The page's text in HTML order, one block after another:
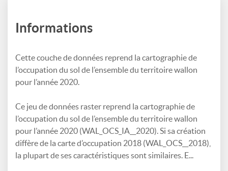
Informations
Cette couche de données reprend la cartographie de
l’occupation du sol de l’ensemble du territoire wallon
pour l’année 2020.
Ce jeu de données raster reprend la cartographie de
l’occupation du sol de l’ensemble du territoire wallon
pour l’année 2020 (WAL_OCS_IA__2020). Si sa création
diffère de la carte d’occupation 2018 (WAL_OCS__2018),
la plupart de ses caractéristiques sont similaires. E...